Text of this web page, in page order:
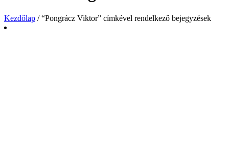
Kezdőlap / “Pongrácz Viktor” címkével rendelkező bejegyzések